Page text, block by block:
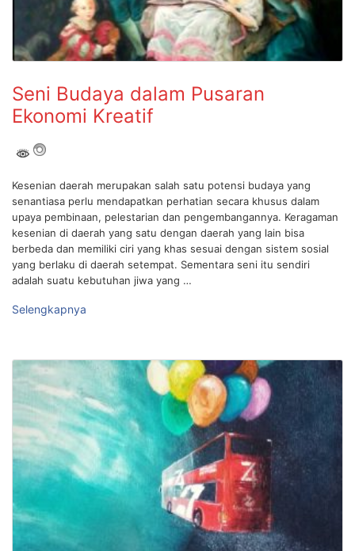
Seni Budaya dalam Pusaran
Ekonomi Kreatif
Kesenian daerah merupakan salah satu potensi budaya yang
senantiasa perlu mendapatkan perhatian secara khusus dalam
upaya pembinaan, pelestarian dan pengembangannya. Keragaman
kesenian di daerah yang satu dengan daerah yang lain bisa
berbeda dan memiliki ciri yang khas sesuai dengan sistem sosial
yang berlaku di daerah setempat. Sementara seni itu sendiri
adalah suatu kebutuhan jiwa yang …
Selengkapnya